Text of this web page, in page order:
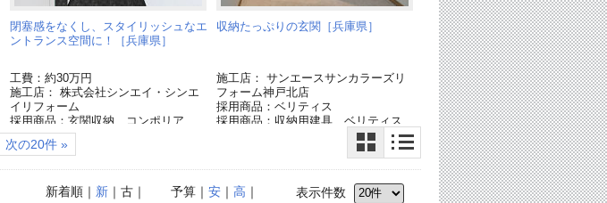
閉塞感をなくし、スタイリッシュなエ
ントランス空間に！［兵庫県］
工費：約30万円
施工店： 株式会社シンエイ・シンエ
イリフォーム
採用商品：玄関収納 コンポリア
採用商品：LED照明 ダウンライト
採用商品：（配線器具）アドバンスシ
収納たっぷりの玄関［兵庫県］
施工店： サンエースサンカラーズリ
フォーム神戸北店
採用商品：ベリティス
採用商品：収納用建具 ベリティス
採用商品：LED照明 シーリングライ
次の20件 »
表示件数
予算｜ 安｜ 高 ｜
新着順｜ 新｜古｜